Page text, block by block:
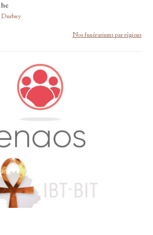
Durbuy
Nos funérariums par régions